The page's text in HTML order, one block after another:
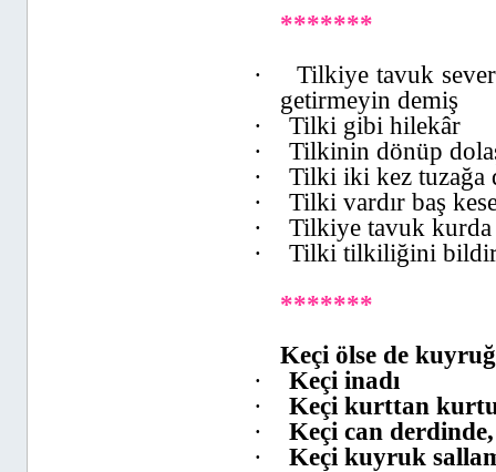
*******
·
Tilkiye tavuk
getirmeyin demiş
·
Tilki gibi hilekâr
·
Tilkinin dönüp
·
Tilki iki kez tuzağa
·
Tilki vardır baş
·
Tilkiye tavuk kurda
·
Tilki tilkiliğini
*******
Keçi ölse de
·
Keçi inadı
·
Keçi kurttan
·
Keçi can
·
Keçi kuyruk